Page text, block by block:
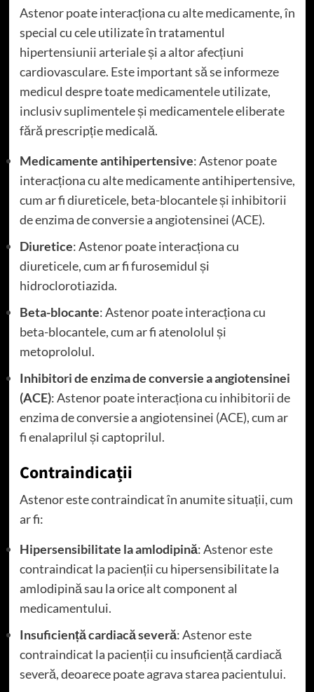
Astenor poate interacționa cu alte medicamente, în
special cu cele utilizate în tratamentul
hipertensiunii arteriale și a altor afecțiuni
cardiovasculare. Este important să se informeze
medicul despre toate medicamentele utilizate,
inclusiv suplimentele și medicamentele eliberate
fără prescripție medicală.
Medicamente antihipertensive: Astenor poate
interacționa cu alte medicamente antihipertensive,
cum ar fi diureticele, beta-blocantele și inhibitorii
de enzima de conversie a angiotensinei (ACE).
Diuretice: Astenor poate interacționa cu
diureticele, cum ar fi furosemidul și
hidroclorotiazida.
Beta-blocante: Astenor poate interacționa cu
beta-blocantele, cum ar fi atenololul și
metoprololul.
Inhibitori de enzima de conversie a angiotensinei
(ACE): Astenor poate interacționa cu inhibitorii de
enzima de conversie a angiotensinei (ACE), cum ar
fi enalaprilul și captoprilul.
Contraindicații
Astenor este contraindicat în anumite situații, cum
ar fi:
Hipersensibilitate la amlodipină: Astenor este
contraindicat la pacienții cu hipersensibilitate la
amlodipină sau la orice alt component al
medicamentului.
Insuficiență cardiacă severă: Astenor este
contraindicat la pacienții cu insuficiență cardiacă
severă, deoarece poate agrava starea pacientului.